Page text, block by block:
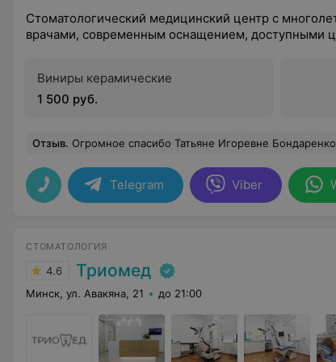
Стоматологический медицинский центр с
врачами, современным оснащением, доступными
Виниры керамические
1 500 руб.
Отзыв. Огромное спасибо Татьяне Игоревне Бондаренко и её ассистентке! Работают чётко, быстро, умело, в то же время с добротой и
Telegram Viber
СТОМАТОЛОГИЯ
4.6 Триомед
Минск, ул. Авакяна, 21 до 21:00